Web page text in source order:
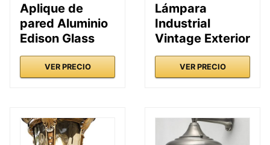
Aplique de
pared Aluminio
Edison Glass
VER PRECIO
Lámpara
Industrial
Vintage Exterior
VER PRECIO